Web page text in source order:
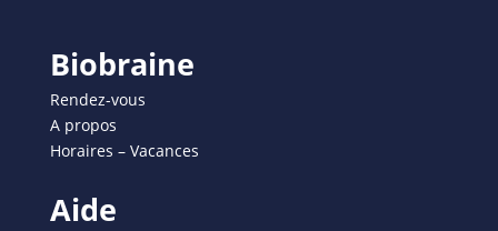
Biobraine
Rendez-vous
A propos
Horaires – Vacances
Aide